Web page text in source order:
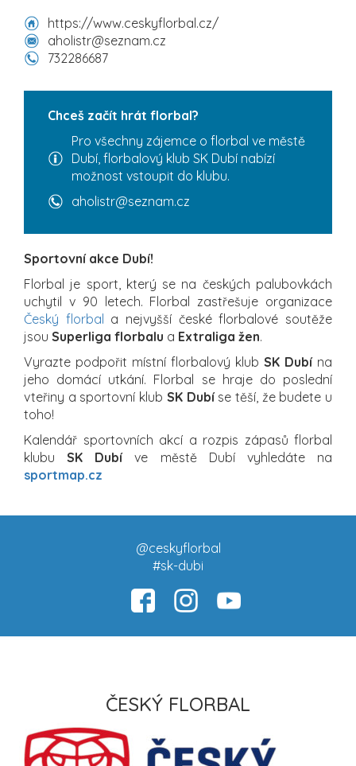
https://www.ceskyflorbal.cz/
aholistr@seznam.cz
732286687
Chceš začít hrát florbal?
Pro všechny zájemce o florbal ve městě
Dubí, florbalový klub SK Dubí nabízí
možnost vstoupit do klubu.
aholistr@seznam.cz
Sportovní akce Dubí!
Florbal je sport, který se na českých palubovkách
uchytil v 90 letech. Florbal zastřešuje organizace
Český florbal a nejvyšší české florbalové soutěže
jsou Superliga florbalu a Extraliga žen.
Vyrazte podpořit místní florbalový klub SK Dubína
jeho domácí utkání. Florbal se hraje do poslední
vteřiny a sportovní klub SK Dubíse těší, že budete u
toho!
Kalendář sportovních akcí a rozpis zápasů florbal
klubuSK Dubíve městě Dubí vyhledáte na
sportmap.cz
@ceskyflorbal
#sk-dubi
ČESKÝ FLORBAL